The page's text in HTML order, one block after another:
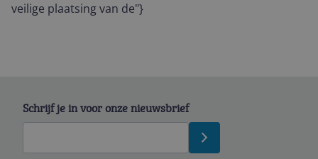
veilige plaatsing van de"}
Schrijf je in voor onze nieuwsbrief